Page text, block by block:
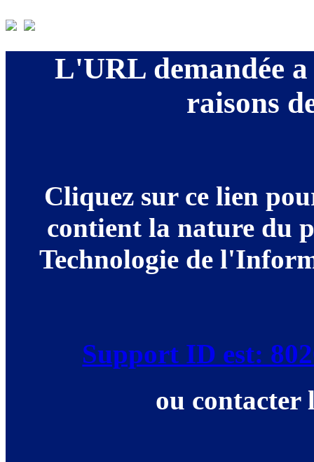
L'URL demandée a
raisons
Cliquez sur ce lien
contient la nature du
Technologie de
Support ID est:
ou contacter